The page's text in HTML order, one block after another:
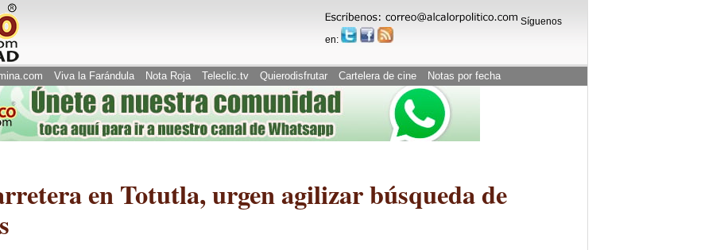
Síguenos
en:
Viva la Farándula Nota Roja Teleclic.tv Quierodisfrutar Cartelera de cine Notas por fecha
en Totutla, urgen agilizar búsqueda de